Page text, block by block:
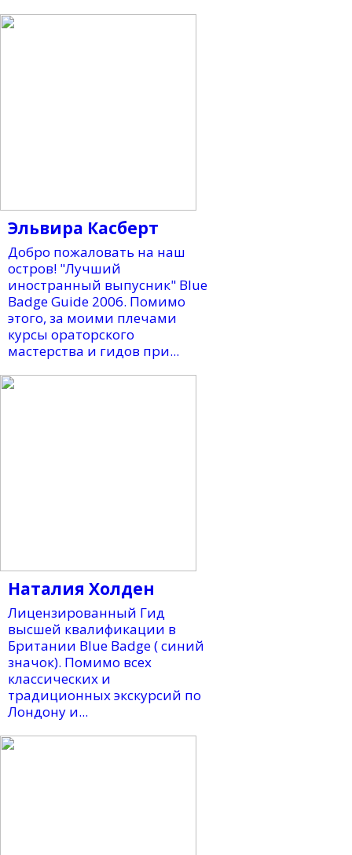
Эльвира Касберт
Добро пожаловать на наш
остров! "Лучший
иностранный выпусник" Blue
Badge Guide 2006. Помимо
этого, за моими плечами
курсы ораторского
мастерства и гидов при...
Наталия Холден
Лицензированный Гид
высшей квалификации в
Британии Blue Badge ( синий
значок). Помимо всех
классических и
традиционных экскурсий по
Лондону и...